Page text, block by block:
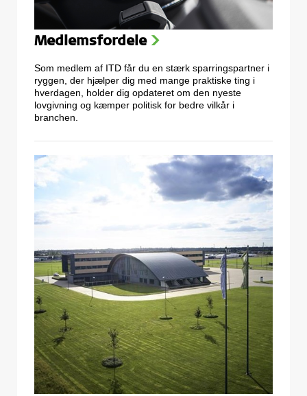
Medlemsfordele >
Som medlem af ITD får du en stærk sparringspartner i
ryggen, der hjælper dig med mange praktiske ting i
hverdagen, holder dig opdateret om den nyeste
lovgivning og kæmper politisk for bedre vilkår i
branchen.